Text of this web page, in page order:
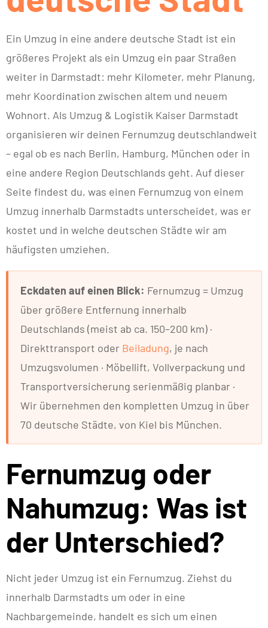
Ein Umzug in eine andere deutsche Stadt ist ein
größeres Projekt als ein Umzug ein paar Straßen
weiter in Darmstadt: mehr Kilometer, mehr Planung,
mehr Koordination zwischen altem und neuem
Wohnort. Als Umzug & Logistik Kaiser Darmstadt
organisieren wir deinen Fernumzug deutschlandweit
– egal ob es nach Berlin, Hamburg, München oder in
eine andere Region Deutschlands geht. Auf dieser
Seite findest du, was einen Fernumzug von einem
Umzug innerhalb Darmstadts unterscheidet, was er
kostet und in welche deutschen Städte wir am
häufigsten umziehen.
Eckdaten auf einen Blick: Fernumzug = Umzug
über größere Entfernung innerhalb
Deutschlands (meist ab ca. 150–200 km) ·
Direkttransport oder Beiladung, je nach
Umzugsvolumen · Möbellift, Vollverpackung und
Transportversicherung serienmäßig planbar ·
Wir übernehmen den kompletten Umzug in über
70 deutsche Städte, von Kiel bis München.
Fernumzug oder
Nahumzug: Was ist
der Unterschied?
Nicht jeder Umzug ist ein Fernumzug. Ziehst du
innerhalb Darmstadts um oder in eine
Nachbargemeinde, handelt es sich um einen